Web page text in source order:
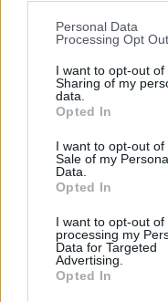
You may separately
disclosure of your
by third parties on the
downstream
by us to third parties on
Downstream
further disclose it to
Personal Data
Processing Opt
I want to opt-out of
Sharing of my
data.
Opted In
I want to opt-out of
Sale of my
Data.
Opted In
I want to opt-out of
processing my
Data for Targeted
Advertising.
Opted In
PIAZZA TRE MARTIRI
Aspettando papa
ligaza in piazza Tre
Redazione